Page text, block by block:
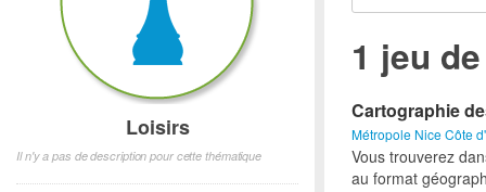
1 jeu
Cartographie
Métropole Nice Côte
Vous trouverez
au format
Loisirs
Il n'y a pas de description pour cette thématique